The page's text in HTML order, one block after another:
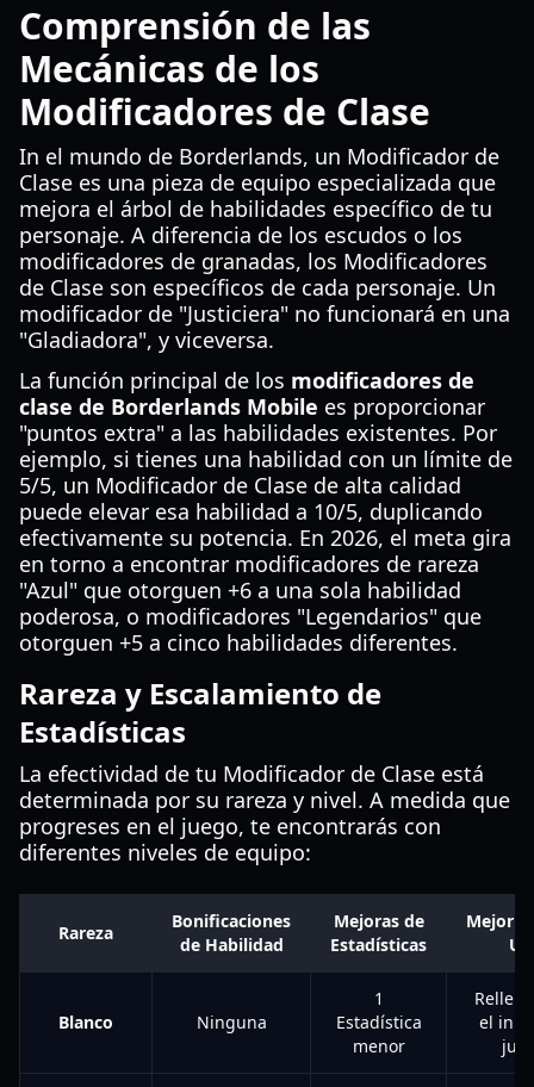
Comprensión de las
Mecánicas de los
Modificadores de Clase
In el mundo de Borderlands, un Modificador de
Clase es una pieza de equipo especializada que
mejora el árbol de habilidades específico de tu
personaje. A diferencia de los escudos o los
modificadores de granadas, los Modificadores
de Clase son específicos de cada personaje. Un
modificador de "Justiciera" no funcionará en una
"Gladiadora", y viceversa.
La función principal de los modificadores de
clase de Borderlands Mobile es proporcionar
"puntos extra" a las habilidades existentes. Por
ejemplo, si tienes una habilidad con un límite de
5/5, un Modificador de Clase de alta calidad
puede elevar esa habilidad a 10/5, duplicando
efectivamente su potencia. En 2026, el meta gira
en torno a encontrar modificadores de rareza
"Azul" que otorguen +6 a una sola habilidad
poderosa, o modificadores "Legendarios" que
otorguen +5 a cinco habilidades diferentes.
Rareza y Escalamiento de
Estadísticas
La efectividad de tu Modificador de Clase está
determinada por su rareza y nivel. A medida que
progreses en el juego, te encontrarás con
diferentes niveles de equipo:
Rareza
Bonificaciones
de Habilidad
Mejoras de
Estadísticas
Mejor
Blanco Ninguna
1
Estadística
menor
el